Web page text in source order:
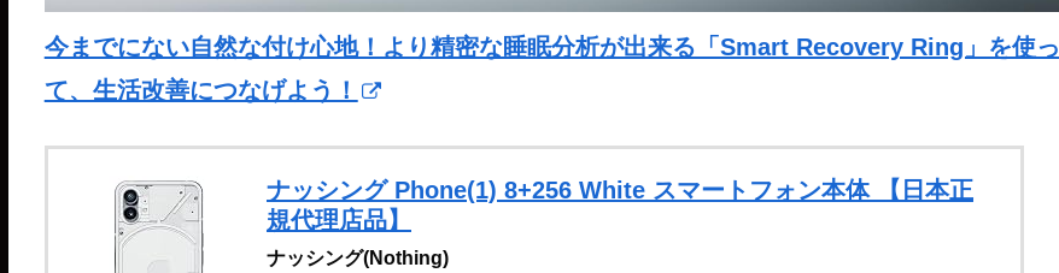
今までにない自然な付け心地！より精密な睡眠分析が出来る「Smart Recovery Ring」を使っ
て、生活改善につなげよう！
ナッシング Phone(1) 8+256 White スマートフォン本体 【日本正
規代理店品】
ナッシング(Nothing)